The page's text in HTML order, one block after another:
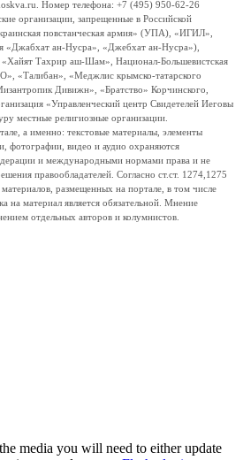
Номер телефона: +7 (495) 950-62-26
организации, запрещенные в Российской
повстанческая армия» (УПА), «ИГИЛ»,
ан-Нусра», «Джебхат ан-Нусра»),
«Хайят Тахрир аш-Шам», Национал-Большевистская
«Талибан», «Меджлис крымско-татарского
Дивижн», «Братство» Корчинского,
«Управленческий центр Свидетелей Иеговы
местные религиозные организации.
а именно: текстовые материалы, элементы
фотографии, видео и аудио охраняются
и международными нормами права и не
правообладателей. Согласно ст.ст. 1274,1275
размещенных на портале, в том числе
на материал является обязательной. Мнение
отдельных авторов и колумнистов.
media you will need to either update